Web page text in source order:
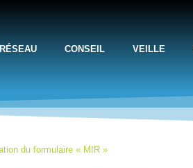
RÉSEAU CONSEIL VEILLE
du formulaire « MIR »